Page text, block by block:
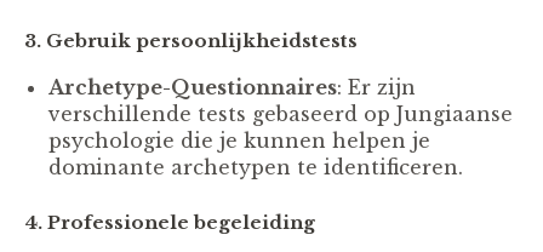
3. Gebruik persoonlijkheidstests
Archetype-Questionnaires: Er zijn
verschillende tests gebaseerd op Jungiaanse
psychologie die je kunnen helpen je
dominante archetypen te identificeren.
4. Professionele begeleiding